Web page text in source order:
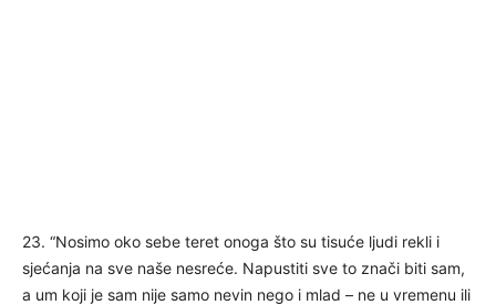
23. “Nosimo oko sebe teret onoga što su tisuće ljudi rekli i
sjećanja na sve naše nesreće. Napustiti sve to znači biti sam,
a um koji je sam nije samo nevin nego i mlad – ne u vremenu ili